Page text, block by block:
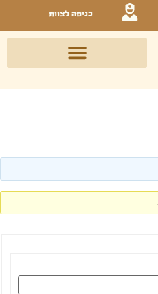
כניסה לצוות